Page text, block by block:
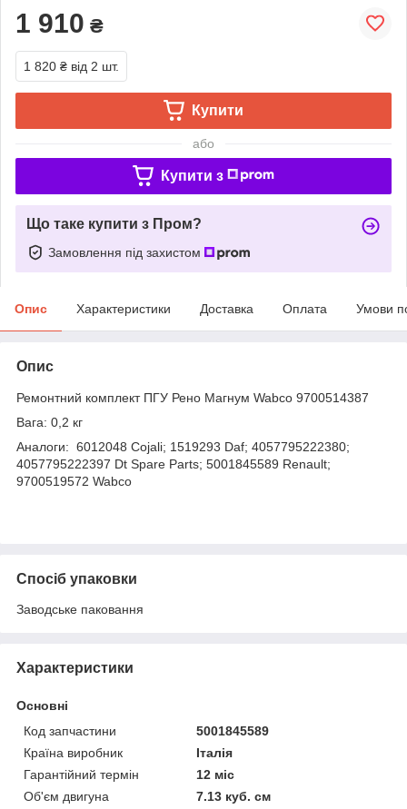
1 910 ₴
1 820 ₴ від 2 шт.
Купити
або
Купити з
Що таке купити з Пром?
Замовлення під захистом
Опис Характеристики Доставка Оплата Умови
Опис
Ремонтний комплект ПГУ Рено Магнум Wabco 9700514387
Вага: 0,2 кг
Аналоги: 6012048 Cojali; 1519293 Daf; 4057795222380;
4057795222397 Dt Spare Parts; 5001845589 Renault;
9700519572 Wabco
Спосіб упаковки
Заводське паковання
Характеристики
Основні
Код запчастини
5001845589
Країна виробник
Італія
Гарантійний термін
12 міс
Об'єм двигуна
7.13 куб. см